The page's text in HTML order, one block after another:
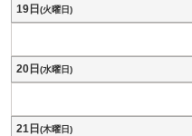
19日 (火曜日)
20日 (水曜日)
21日 (木曜日)